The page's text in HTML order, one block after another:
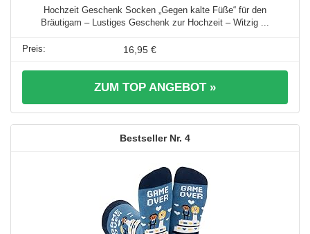
Hochzeit Geschenk Socken „Gegen kalte Füße“ für den
Bräutigam – Lustiges Geschenk zur Hochzeit – Witzig ...
16,95 €
ZUM TOP ANGEBOT »
4